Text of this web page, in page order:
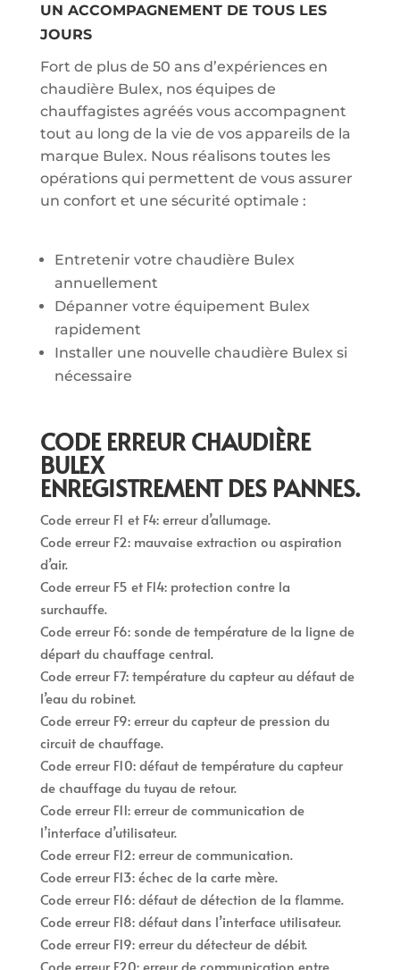
UN ACCOMPAGNEMENT DE TOUS LES
JOURS
Fort de plus de 50 ans d’expériences en
chaudière Bulex, nos équipes de
chauffagistes agréés vous accompagnent
tout au long de la vie de vos appareils de la
marque Bulex. Nous réalisons toutes les
opérations qui permettent de vous assurer
un confort et une sécurité optimale :
Entretenir votre chaudière Bulex
annuellement
Dépanner votre équipement Bulex
rapidement
Installer une nouvelle chaudière Bulex si
nécessaire
CODE ERREUR CHAUDIÈRE
BULEX
ENREGISTREMENT DES PANNES.
Code erreur F1 et F4: erreur d’allumage.
Code erreur F2: mauvaise extraction ou aspiration
d’air.
Code erreur F5 et F14: protection contre la
surchauffe.
Code erreur F6: sonde de température de la ligne de
départ du chauffage central.
Code erreur F7: température du capteur au défaut de
l’eau du robinet.
Code erreur F9: erreur du capteur de pression du
circuit de chauffage.
Code erreur F10: défaut de température du capteur
de chauffage du tuyau de retour.
Code erreur F11: erreur de communication de
l’interface d’utilisateur.
Code erreur F12: erreur de communication.
Code erreur F13: échec de la carte mère.
Code erreur F16: défaut de détection de la flamme.
Code erreur F18: défaut dans l’interface utilisateur.
Code erreur F19: erreur du détecteur de débit.
Code erreur F20: erreur de communication entre